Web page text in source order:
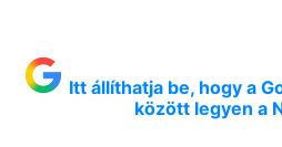
Itt állíthatja be, hogy a
között legyen a